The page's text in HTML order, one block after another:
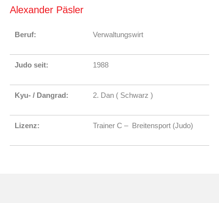
Alexander Päsler
Beruf: Verwaltungswirt
Judo seit: 1988
Kyu- / Dangrad: 2. Dan ( Schwarz )
Lizenz: Trainer C – Breitensport (Judo)